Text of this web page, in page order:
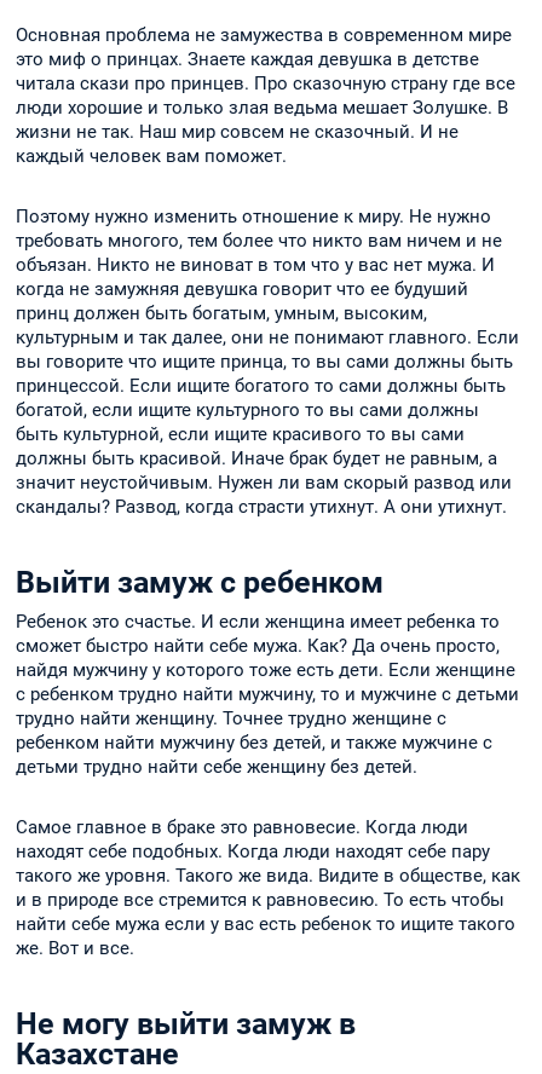
Основная проблема не замужества в современном мире
это миф о принцах. Знаете каждая девушка в детстве
читала скази про принцев. Про сказочную страну где все
люди хорошие и только злая ведьма мешает Золушке. В
жизни не так. Наш мир совсем не сказочный. И не
каждый человек вам поможет.
Поэтому нужно изменить отношение к миру. Не нужно
требовать многого, тем более что никто вам ничем и не
объязан. Никто не виноват в том что у вас нет мужа. И
когда не замужняя девушка говорит что ее будуший
принц должен быть богатым, умным, высоким,
культурным и так далее, они не понимают главного. Если
вы говорите что ищите принца, то вы сами должны быть
принцессой. Если ищите богатого то сами должны быть
богатой, если ищите культурного то вы сами должны
быть культурной, если ищите красивого то вы сами
должны быть красивой. Иначе брак будет не равным, а
значит неустойчивым. Нужен ли вам скорый развод или
скандалы? Развод, когда страсти утихнут. А они утихнут.
Выйти замуж с ребенком
Ребенок это счастье. И если женщина имеет ребенка то
сможет быстро найти себе мужа. Как? Да очень просто,
найдя мужчину у которого тоже есть дети. Если женщине
с ребенком трудно найти мужчину, то и мужчине с детьми
трудно найти женщину. Точнее трудно женщине с
ребенком найти мужчину без детей, и также мужчине с
детьми трудно найти себе женщину без детей.
Самое главное в браке это равновесие. Когда люди
находят себе подобных. Когда люди находят себе пару
такого же уровня. Такого же вида. Видите в обществе, как
и в природе все стремится к равновесию. То есть чтобы
найти себе мужа если у вас есть ребенок то ищите такого
же. Вот и все.
Не могу выйти замуж в
Казахстане